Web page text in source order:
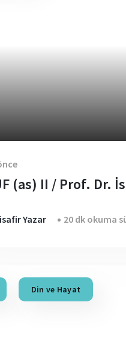
(as) II / Prof. Dr.
Yazar 20 dk okuma
Din ve Hayat